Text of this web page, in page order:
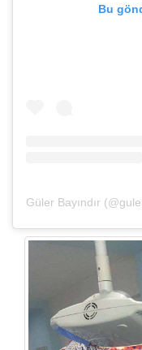
Bu
Güler Bayındır